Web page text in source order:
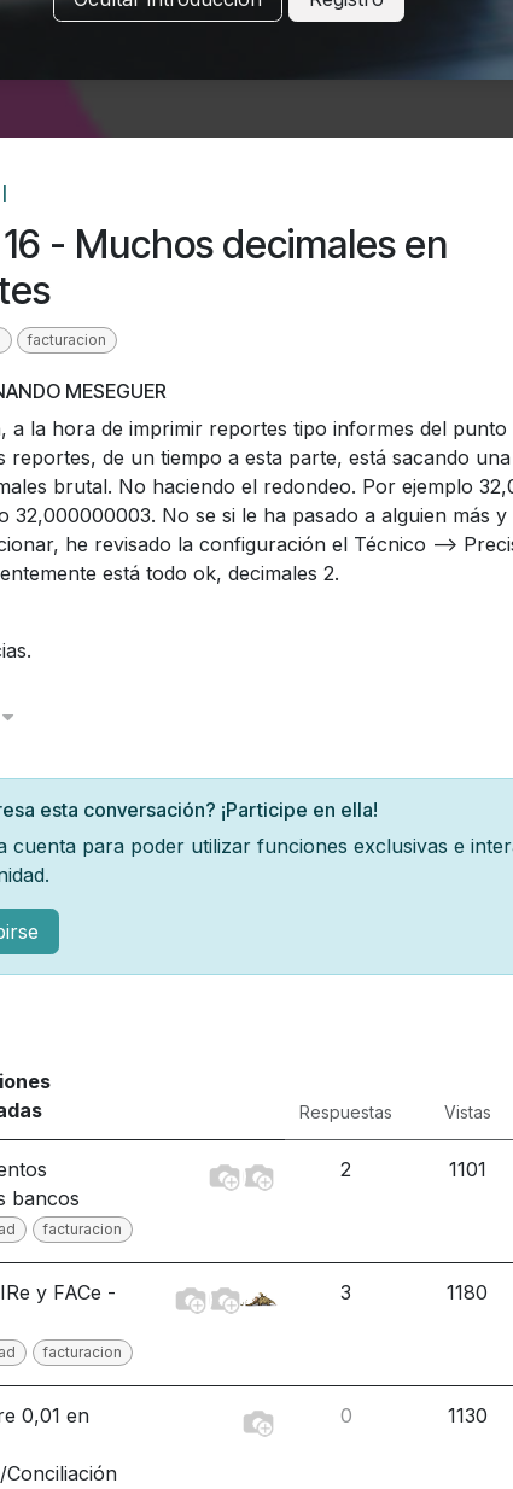
- Muchos decimales en
facturacion
MESEGUER
a la hora de imprimir reportes tipo informes del punto
reportes, de un tiempo a esta parte, está sacando una
brutal. No haciendo el redondeo. Por ejemplo
32,000000003. No se si le ha pasado a alguien más
he revisado la configuración el Técnico -->
está todo ok, decimales 2.
esta conversación? ¡Participe en ella!
cuenta para poder utilizar funciones exclusivas e
Respuestas Vistas
bancos
facturacion
2 1101
y FACe -
facturacion
3 1180
0,01 en
0 1130